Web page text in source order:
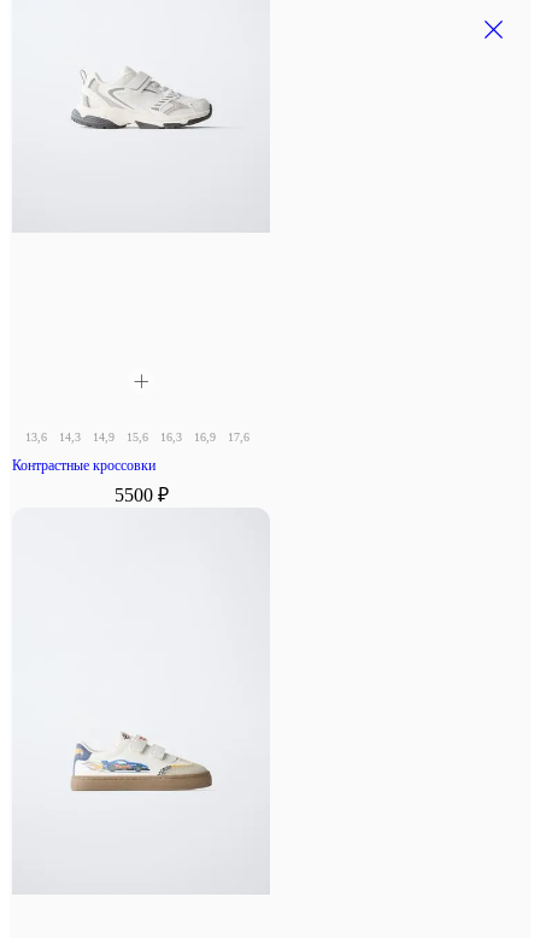
13,6 14,3 14,9 15,6 16,3 16,9 17,6
Контрастные кроссовки
5500 ₽